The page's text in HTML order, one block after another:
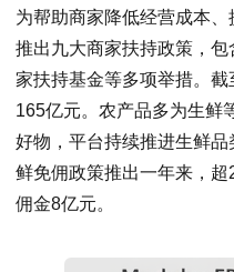
为帮助商家降低经营成本
推出九大商家扶持政策，
家扶持基金等多项举措。
165亿元。农产品多为生鲜
好物，平台持续推进生鲜
鲜免佣政策推出一年来，
佣金8亿元。